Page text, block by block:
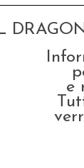
QSSTC02
Q-
e